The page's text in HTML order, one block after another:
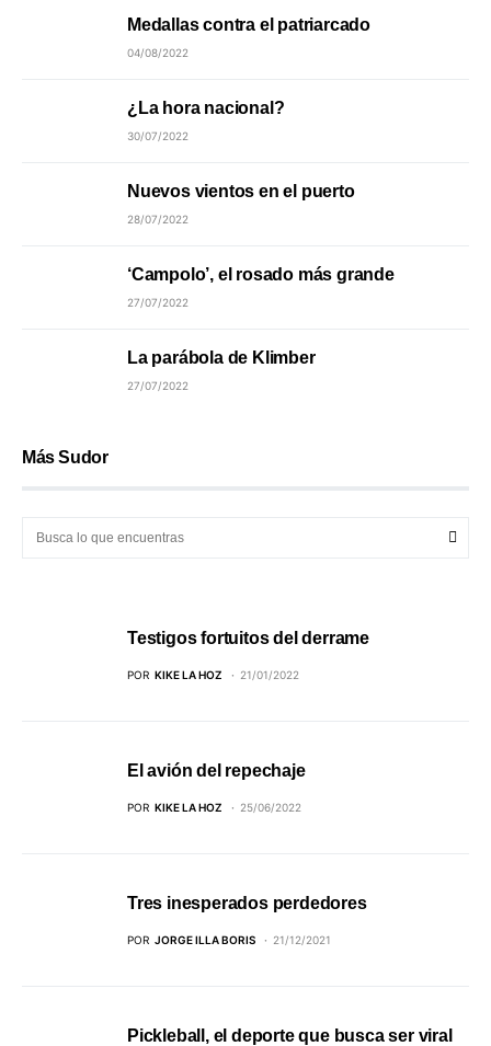
Medallas contra el patriarcado
04/08/2022
¿La hora nacional?
30/07/2022
Nuevos vientos en el puerto
28/07/2022
‘Campolo’, el rosado más grande
27/07/2022
La parábola de Klimber
27/07/2022
Más Sudor
Testigos fortuitos del derrame
POR KIKE LA HOZ 21/01/2022
El avión del repechaje
POR KIKE LA HOZ 25/06/2022
Tres inesperados perdedores
POR JORGE ILLA BORIS 21/12/2021
Pickleball, el deporte que busca ser viral